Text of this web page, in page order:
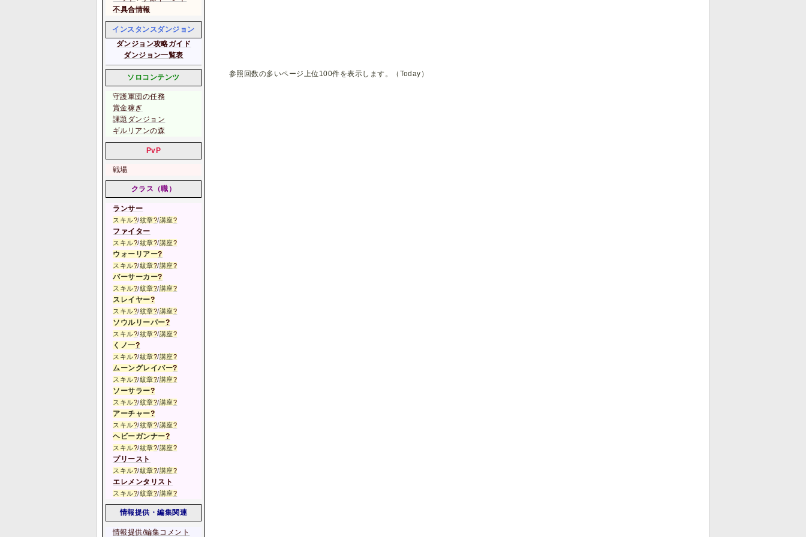
参照回数の多いページ上位100件を表示します。（Today）
不具合情報
インスタンスダンジョン
ダンジョン攻略ガイド
ダンジョン一覧表
ソロコンテンツ
守護軍団の任務
賞金稼ぎ
課題ダンジョン
ギルリアンの森
PvP
戦場
クラス（職）
ランサー
スキル?/紋章?/講座?
ファイター
スキル?/紋章?/講座?
ウォーリアー?
スキル?/紋章?/講座?
バーサーカー?
スキル?/紋章?/講座?
スレイヤー?
スキル?/紋章?/講座?
ソウルリーパー?
スキル?/紋章?/講座?
くノ一?
スキル?/紋章?/講座?
ムーングレイバー?
スキル?/紋章?/講座?
ソーサラー?
スキル?/紋章?/講座?
アーチャー?
スキル?/紋章?/講座?
ヘビーガンナー?
スキル?/紋章?/講座?
プリースト
スキル?/紋章?/講座?
エレメンタリスト
スキル?/紋章?/講座?
情報提供・編集関連
情報提供/編集コメント